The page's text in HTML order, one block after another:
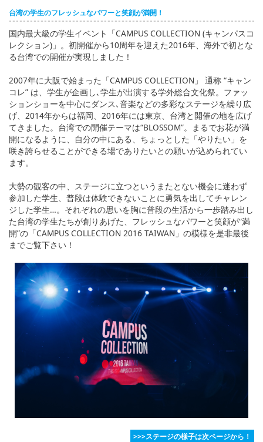
Bahasa Indonesia
台湾の学生のフレッシュなパワーと笑顔が満開！
国内最大級の学生イベント「CAMPUS COLLECTION (キャンパスコ
レクション)」。初開催から10周年を迎えた2016年、海外で初とな
る台湾での開催が実現しました！
2007年に大阪で始まった「CAMPUS COLLECTION」 通称 “キャン
コレ” は、学生が企画し､学生が出演する学外総合文化祭。ファッ
ションショーを中心にダンス､音楽などの多彩なステージを繰り広
げ、2014年からは福岡、2016年には東京、台湾と開催の地を広げ
てきました。台湾での開催テーマは“BLOSSOM”。まるでお花が満
開になるように、自分の中にある、ちょっとした「やりたい」を
咲き誇らせることができる場でありたいとの願いが込められてい
ます。
大勢の観客の中、ステージに立つというまたとない機会に迷わず
参加した学生、普段は体験できないことに勇気を出してチャレン
ジした学生…。それぞれの思いを胸に普段の生活から一歩踏み出し
た台湾の学生たちが創りあげた、フレッシュなパワーと笑顔が“満
開”の「CAMPUS COLLECTION 2016 TAIWAN」の模様を是非最後
までご覧下さい！
>>>ステージの様子は次ページから！